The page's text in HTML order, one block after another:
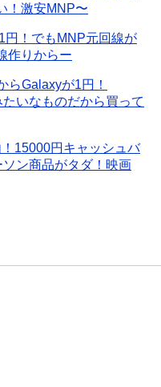
！激安MNP〜
円！でもMNP元回線が
作りからー
らGalaxyが1円！
いなものだから買って
15000円キャッシュバ
ン商品がタダ！映画